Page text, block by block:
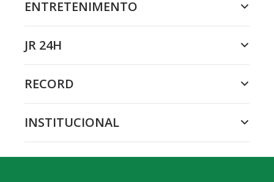
ENTRETENIMENTO
JR 24H
RECORD
INSTITUCIONAL